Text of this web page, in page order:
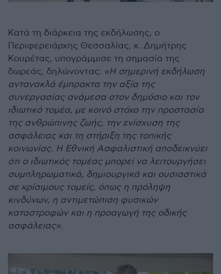
Κατά τη διάρκεια της εκδήλωσης, ο
Περιφερειάρχης Θεσσαλίας, κ. Δημήτρης
Κουρέτας, υπογράμμισε τη σημασία της
δωρεάς, δηλώνοντας: «Η σημερινή εκδήλωση
αντανακλά έμπρακτα την αξία της
συνεργασίας ανάμεσα στον δημόσιο και τον
ιδιωτικό τομέα, με κοινό στόχο την προστασία
της ανθρώπινης ζωής, την ενίσχυση της
ασφάλειας και τη στήριξη της τοπικής
κοινωνίας. Η Εθνική Ασφαλιστική αποδεικνύει
ότι ο ιδιωτικός τομέας μπορεί να λειτουργήσει
συμπληρωματικά, δημιουργικά και ουσιαστικά
σε κρίσιμους τομείς, όπως η πρόληψη
κινδύνων, η αντιμετώπιση φυσικών
καταστροφών και η προαγωγή της οδικής
ασφάλειας».